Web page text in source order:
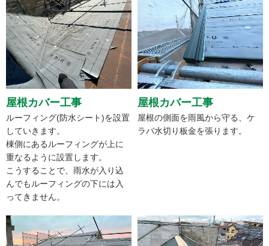
屋根カバー工事
ルーフィング(防水シート)を設置
していきます。
棟側にあるルーフィングが上に
重なるように設置します。
こうすることで、雨水が入り込
んでもルーフィングの下には入
ってきません。
屋根カバー工事
屋根の側面を雨風から守る、ケ
ラバ水切り板金を張ります。